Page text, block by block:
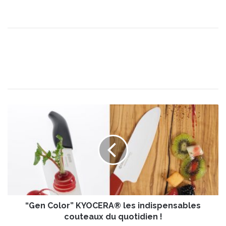
“Gen Color” KYOCERA® les indispensables
couteaux du quotidien !